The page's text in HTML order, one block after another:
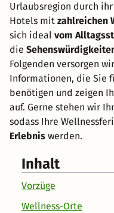
Urlaubsregion durch
Hotels mit zahlreichen
sich ideal vom
die
Folgenden versorgen
Informationen, die Sie
benötigen und zeigen
auf. Gerne stehen wir
sodass Ihre
Erlebnis werden.
Inhalt
Vorzüge
Wellness-Orte